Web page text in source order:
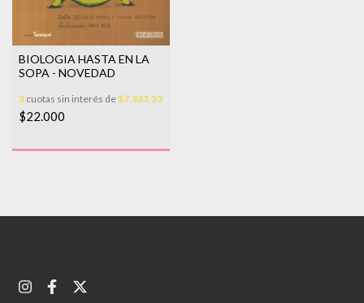
BIOLOGIA HASTA EN LA
SOPA - NOVEDAD
3 cuotas sin interés de$7.333,33
$22.000